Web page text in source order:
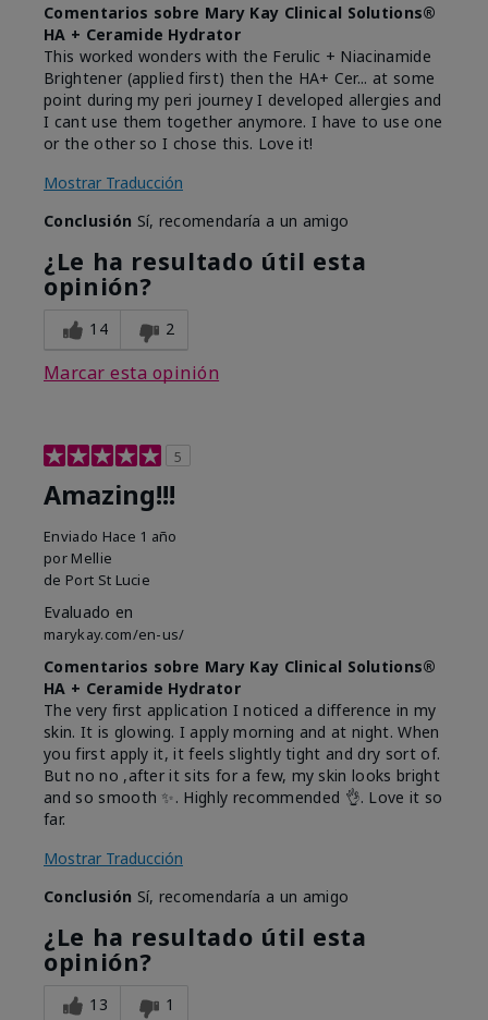
Comentarios sobre Mary Kay Clinical Solutions®
HA + Ceramide Hydrator
This worked wonders with the Ferulic + Niacinamide
Brightener (applied first) then the HA+ Cer... at some
point during my peri journey I developed allergies and
I cant use them together anymore. I have to use one
or the other so I chose this. Love it!
Mostrar Traducción
Conclusión Sí, recomendaría a un amigo
¿Le ha resultado útil esta
opinión?
14 2
Marcar esta opinión
5
Amazing!!!
Enviado Hace 1 año
por Mellie
de Port St Lucie
Evaluado en
marykay.com/en-us/
Comentarios sobre Mary Kay Clinical Solutions®
HA + Ceramide Hydrator
The very first application I noticed a difference in my
skin. It is glowing. I apply morning and at night. When
you first apply it, it feels slightly tight and dry sort of.
But no no ,after it sits for a few, my skin looks bright
and so smooth ✨️. Highly recommended 👌. Love it so
far.
Mostrar Traducción
Conclusión Sí, recomendaría a un amigo
¿Le ha resultado útil esta
opinión?
13 1